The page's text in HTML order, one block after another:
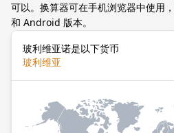
可以。换算器可在手机浏览器中使用，
和 Android 版本。
玻利维亚诺是以下货币
玻利维亚